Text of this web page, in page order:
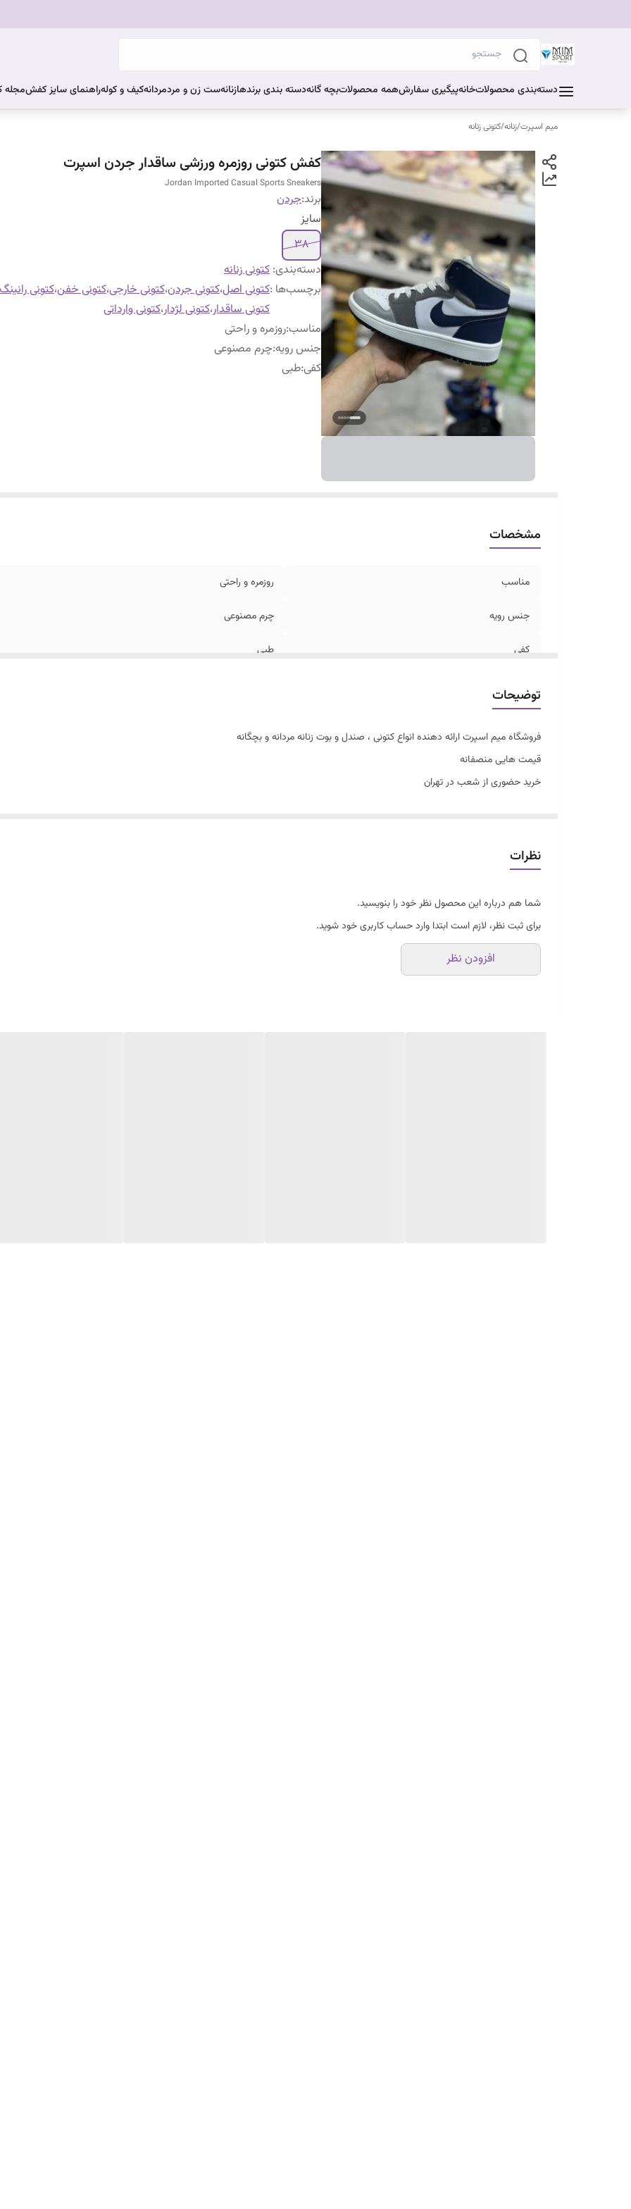
دسته‌بندی محصولاتخانهپیگیری سفارشهمه محصولاتبچه گانهدسته بندی برندهازنانهست زن و مردمردانهکیف و کولهراهنمای سایز کفش
میم اسپرت/زنانه/کتونی زنانه
کفش کتونی روزمره ورزشی ساقدار جردن اسپرت
Jordan Imported Casual Sports Sneakers
برند:جردن
سایز
۳۸
دسته‌بندی: کتونی زنانه
برچسب‌ها :کتونی اصل،کتونی جردن،کتونی خارجی،کتونی خفن،کتونی رانینگ
کتونی ساقدار،کتونی لژدار،کتونی وارداتی
مناسب:روزمره و راحتی
جنس رویه:چرم مصنوعی
کفی:طبی
مشخصات
مناسب روزمره و راحتی
جنس رویه چرم مصنوعی
کفی طبی
توضیحات
فروشگاه میم اسپرت ارائه دهنده انواع کتونی ، صندل و بوت زنانه مردانه و بچگانه
قیمت هایی منصفانه
خرید حضوری از شعب در تهران
تکس سایز
زیرقیمت
کفی طبی قابل شستشو دوردوخت و داخل دوخت
فوق العاده شیک و راحت
نظرات
شما هم درباره این محصول نظر خود را بنویسید.
برای ثبت نظر، لازم است ابتدا وارد حساب کاربری خود شوید.
افزودن نظر